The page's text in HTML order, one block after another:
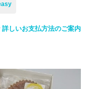
詳しいお支払方法のご案内